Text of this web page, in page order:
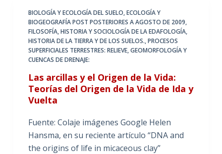
BIOLOGÍA Y ECOLOGÍA DEL SUELO,ECOLOGÍA Y
BIOGEOGRAFÍA POST POSTERIORES A AGOSTO DE 2009,
FILOSOFÍA, HISTORIA Y SOCIOLOGÍA DE LA EDAFOLOGÍA,
HISTORIA DE LA TIERRA Y DE LOS SUELOS.,PROCESOS
SUPERFICIALES TERRESTRES: RELIEVE, GEOMORFOLOGÍA Y
CUENCAS DE DRENAJE:
Las arcillas y el Origen de la Vida:
Teorías del Origen de la Vida de Ida y
Vuelta
Fuente: Colaje imágenes Google Helen
Hansma, en su reciente artículo “DNA and
the origins of life in micaceous clay”